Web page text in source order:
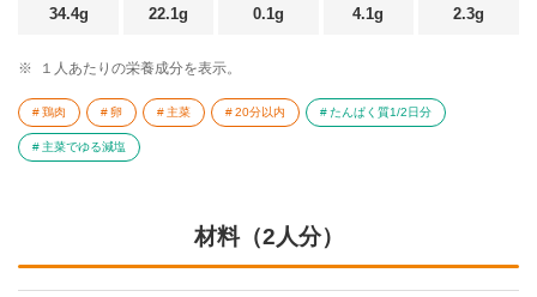
34.4g 22.1g 0.1g 4.1g 2.3g
※ １人あたりの栄養成分を表示。
鶏肉 卵 主菜 20分以内 たんぱく質1/2日分
主菜でゆる減塩
材料（2人分）